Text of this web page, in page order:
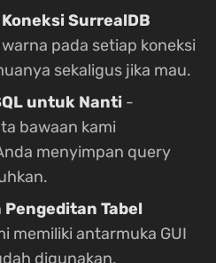
SurrealDB
pada setiap koneksi
sekaligus jika mau.
untuk Nanti -
bawaan kami
menyimpan query
Tabel
memiliki antarmuka GUI
digunakan.